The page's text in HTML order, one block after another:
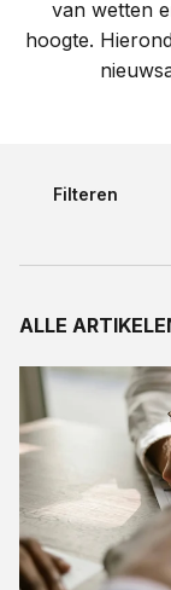
Taal:
van wetten
hoogte.
Filteren
Filteren
Arbeidsrecht
Bestuursrecht
Bouw en
ALLE